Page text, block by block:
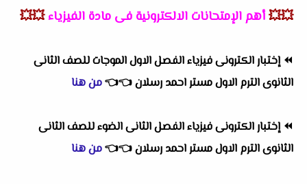
💥💥أهمالإمتحانات الالكترونية فى مادة الفيزياء💥💥
⏪إختبار الكترونى فيزياء الفصل الاول الموجات للصف الثانى
الثانوى الترم الاول مستر احمد رسلان👈
👈من هنا
⏪إختبار الكترونى فيزياء الفصل الثانى الضوء للصف الثانى
الثانوى الترم الاول مستر احمد رسلان👈
👈من هنا